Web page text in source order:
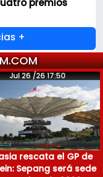
premios
+
Jul 26 /26 17:50
rescata el GP de
Sepang será sede